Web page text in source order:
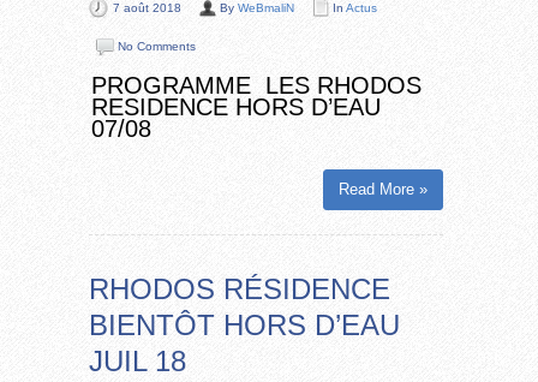
7 août 2018 By WeBmaliN In Actus
No Comments
PROGRAMME LES RHODOS
RESIDENCE HORS D’EAU
07/08
Read More »
RHODOS RÉSIDENCE
BIENTÔT HORS D’EAU
JUIL 18